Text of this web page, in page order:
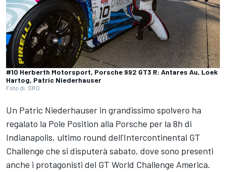
#10 Herberth Motorsport, Porsche 992 GT3 R: Antares Au, Loek
Hartog, Patric Niederhauser
Foto di: SRO
Un Patric Niederhauser in grandissimo spolvero ha
regalato la Pole Position alla Porsche per la 8h di
Indianapolis, ultimo round dell'Intercontinental GT
Challenge che si disputerà sabato, dove sono presenti
anche i protagonisti del GT World Challenge America.